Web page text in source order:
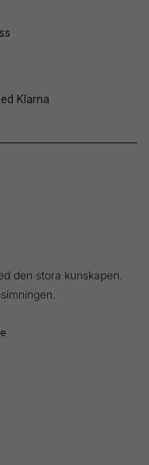
Klarna
den stora kunskapen.